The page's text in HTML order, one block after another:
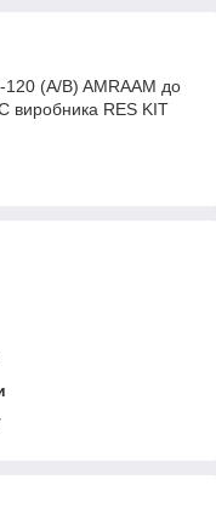
120 (A/B) AMRAAM до
виробника RES KIT